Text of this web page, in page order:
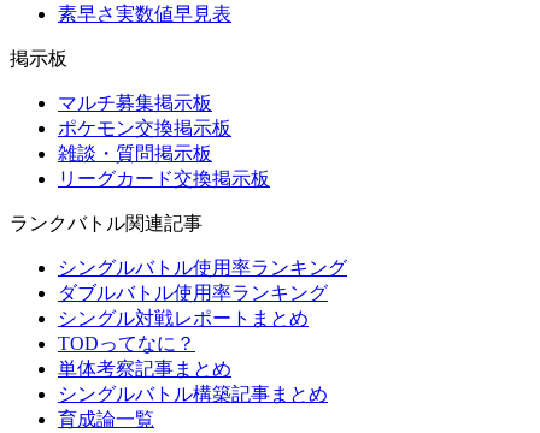
素早さ実数値早見表
掲示板
マルチ募集掲示板
ポケモン交換掲示板
雑談・質問掲示板
リーグカード交換掲示板
ランクバトル関連記事
シングルバトル使用率ランキング
ダブルバトル使用率ランキング
シングル対戦レポートまとめ
TODってなに？
単体考察記事まとめ
シングルバトル構築記事まとめ
育成論一覧